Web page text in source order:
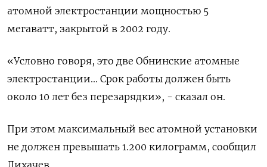
атомной электростанции мощностью 5
мегаватт, закрытой в 2002 году.
«Условно говоря, это две Обнинские атомные
электростанции... Срок работы должен быть
около 10 лет без перезарядки», - сказал он.
При этом максимальный вес атомной установки
не должен превышать 1.200 килограмм, сообщил